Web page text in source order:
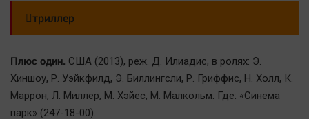
триллер
Плюс один. США (2013), реж. Д. Илиадис, в ролях: Э.
Хиншоу, Р. Уэйкфилд, Э. Биллингсли, Р. Гриффис, Н. Холл, К.
Маррон, Л. Миллер, М. Хэйес, М. Малкольм. Где: «Синема
парк» (247-18-00).